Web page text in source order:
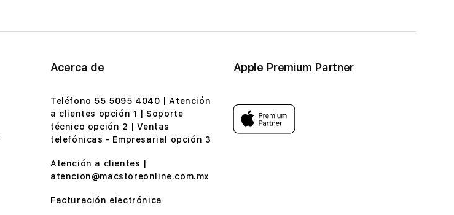
Acerca de
Teléfono 55 5095 4040 | Atención
a clientes opción 1 | Soporte
técnico opción 2 | Ventas
telefónicas - Empresarial opción 3
Atención a clientes |
atencion@macstoreonline.com.mx
Facturación electrónica
Apple Premium Partner